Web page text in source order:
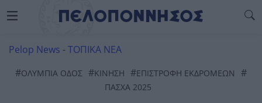
Pelop News -ΤΟΠΙΚΑ ΝΕΑ
#ΟΛΎΜΠΙΑ ΟΔΌΣ #ΚΊΝΗΣΗ #ΕΠΙΣΤΡΟΦΗ ΕΚΔΡΟΜΕΩΝ #
ΠΑΣΧΑ 2025